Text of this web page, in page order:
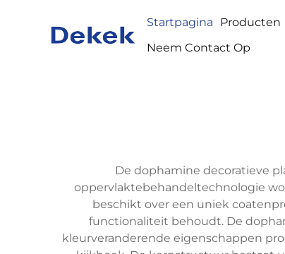
Startpagina Producten
Neem Contact Op
De dophamine decoratieve
oppervlaktebehandeltechnologie
beschikt over een uniek
functionaliteit behoudt. De
kleurveranderende eigenschappen